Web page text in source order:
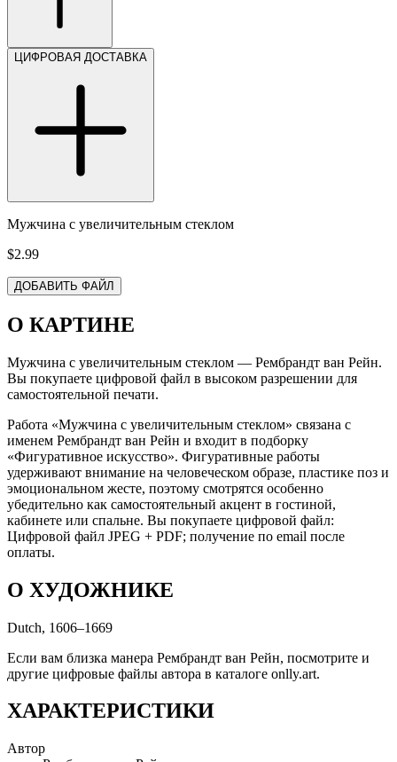
ЦИФРОВАЯ ДОСТАВКА
Мужчина с увеличительным стеклом
$2.99
ДОБАВИТЬ ФАЙЛ
О КАРТИНЕ
Мужчина с увеличительным стеклом — Рембрандт ван Рейн.
Вы покупаете цифровой файл в высоком разрешении для
самостоятельной печати.
Работа «Мужчина с увеличительным стеклом» связана с
именем Рембрандт ван Рейн и входит в подборку
«Фигуративное искусство». Фигуративные работы
удерживают внимание на человеческом образе, пластике поз и
эмоциональном жесте, поэтому смотрятся особенно
убедительно как самостоятельный акцент в гостиной,
кабинете или спальне. Вы покупаете цифровой файл:
Цифровой файл JPEG + PDF; получение по email после
оплаты.
О ХУДОЖНИКЕ
Dutch, 1606–1669
Если вам близка манера Рембрандт ван Рейн, посмотрите и
другие цифровые файлы автора в каталоге onlly.art.
ХАРАКТЕРИСТИКИ
Автор